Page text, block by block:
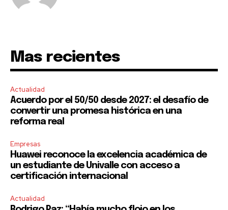
your privacy and won't spam your inbox. Your information is
I've read and accept thePrivacy Policy.
Mas recientes
Actualidad
Acuerdo por el 50/50 desde 2027: el desafío de
convertir una promesa histórica en una
reforma real
Empresas
Huawei reconoce la excelencia académica de
un estudiante de Univalle con acceso a
certificación internacional
Actualidad